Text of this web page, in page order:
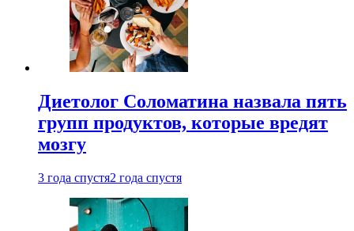
Диетолог Соломатина назвала пять
групп продуктов, которые вредят
мозгу
3 года спустя2 года спустя